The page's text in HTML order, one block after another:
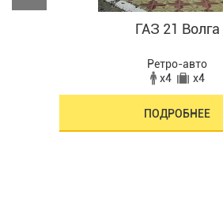
ГАЗ 21 Волга
Ретро-авто
x4
x4
ПОДРОБНЕЕ